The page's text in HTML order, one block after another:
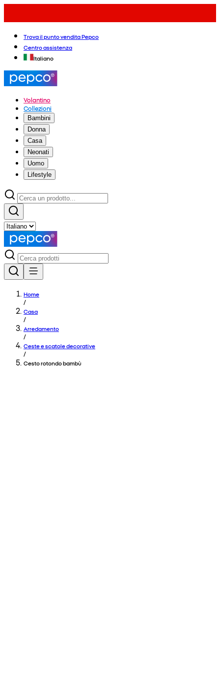
Trova il punto vendita Pepco
Centro assistenza
Italiano
Volantino
Collezioni
Bambini
Donna
Casa
Neonati
Uomo
Lifestyle
Home
/
Casa
/
Arredamento
/
Ceste e scatole decorative
/
Cesto rotondo bambù